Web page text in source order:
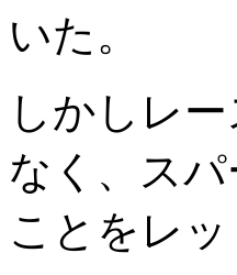
いた。
しかしレ
なく、ス
ことをレ